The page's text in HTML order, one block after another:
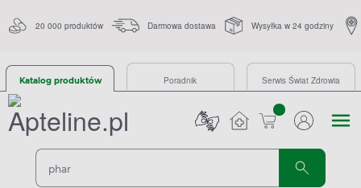
20 000 produktów Darmowa dostawa Wysyłka w 24 godziny
Katalog produktów Poradnik Serwis Świat Zdrowia
sztuk